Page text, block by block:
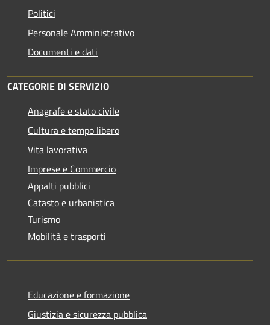
Politici
Personale Amministrativo
Documenti e dati
CATEGORIE DI SERVIZIO
Anagrafe e stato civile
Cultura e tempo libero
Vita lavorativa
Imprese e Commercio
Appalti pubblici
Catasto e urbanistica
Turismo
Mobilità e trasporti
Educazione e formazione
Giustizia e sicurezza pubblica